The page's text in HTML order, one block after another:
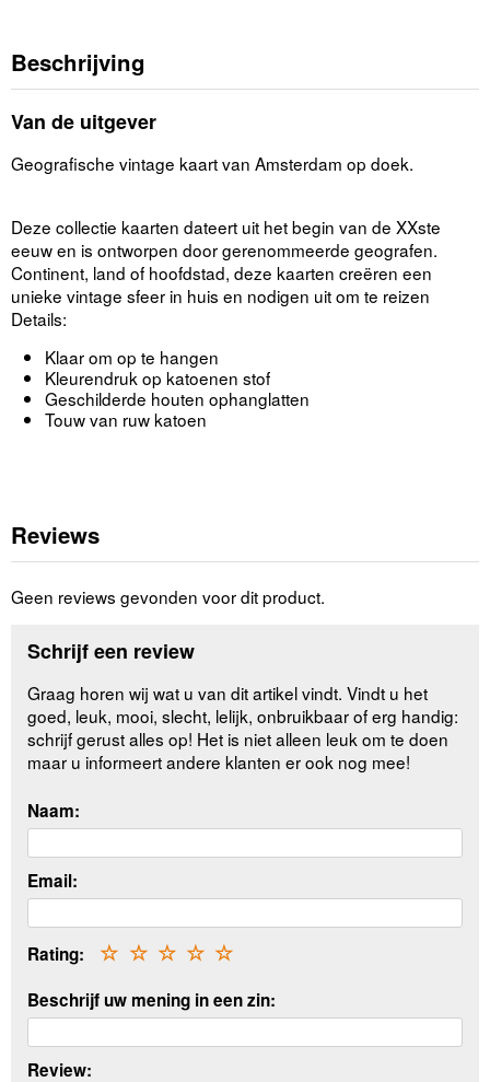
Beschrijving
Van de uitgever
Geografische vintage kaart van Amsterdam op doek.
Deze collectie kaarten dateert uit het begin van de XXste
eeuw en is ontworpen door gerenommeerde geografen.
Continent, land of hoofdstad, deze kaarten creëren een
unieke vintage sfeer in huis en nodigen uit om te reizen
Details:
Klaar om op te hangen
Kleurendruk op katoenen stof
Geschilderde houten ophanglatten
Touw van ruw katoen
Reviews
Geen reviews gevonden voor dit product.
Schrijf een review
Graag horen wij wat u van dit artikel vindt. Vindt u het
goed, leuk, mooi, slecht, lelijk, onbruikbaar of erg handig:
schrijf gerust alles op! Het is niet alleen leuk om te doen
maar u informeert andere klanten er ook nog mee!
Naam:
Email:
Rating: ☆
☆
☆
☆
☆
Beschrijf uw mening in een zin:
Review: